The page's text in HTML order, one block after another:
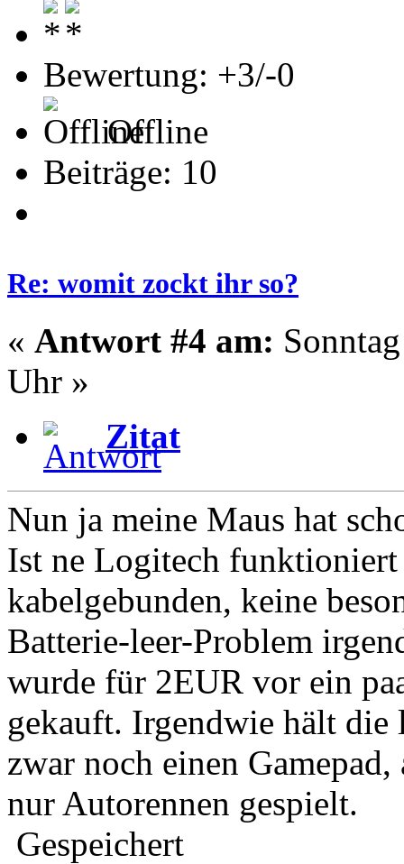
Bewertung: +3/-0
Offline
Beiträge: 10
Re: womit zockt ihr so?
« Antwort #4 am:
Uhr »
Zitat
Nun ja meine Maus hat
Ist ne Logitech funktioniert
kabelgebunden, keine
Batterie-leer-Problem
wurde für 2EUR vor ein
gekauft. Irgendwie hält die
zwar noch einen
nur Autorennen gespielt.
Gespeichert